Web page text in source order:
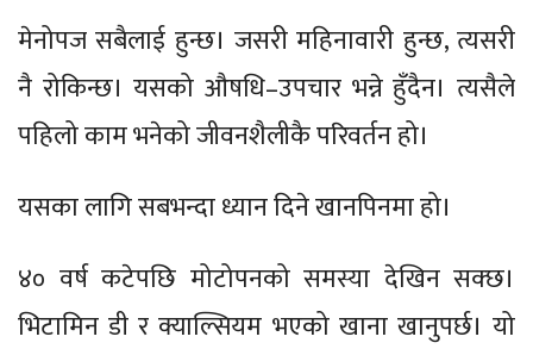
मेनोपज सबैलाई हुन्छ। जसरी महिनावारी हुन्छ, त्यसरी
नै रोकिन्छ। यसको औषधि–उपचार भन्ने हुँदैन। त्यसैले
पहिलो काम भनेको जीवनशैलीकै परिवर्तन हो।
यसका लागि सबभन्दा ध्यान दिने खानपिनमा हो।
४० वर्ष कटेपछि मोटोपनको समस्या देखिन सक्छ।
भिटामिन डी र क्याल्सियम भएको खाना खानुपर्छ। यो